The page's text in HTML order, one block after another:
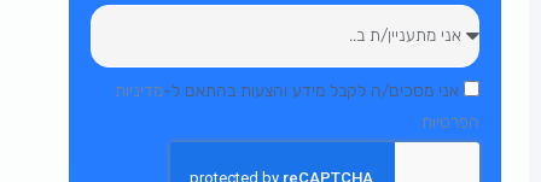
הודעה
הסכמה
אני מסכים/ה לקבל מידע והצעות בהתאם ל-מדיניות
הפרטיות